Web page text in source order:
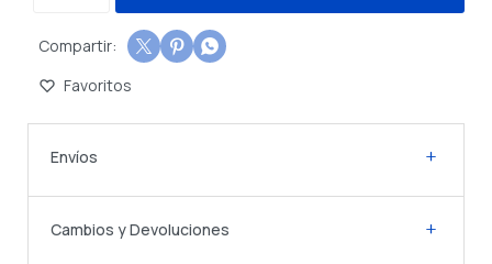
  
Envíos
Cambios y Devoluciones